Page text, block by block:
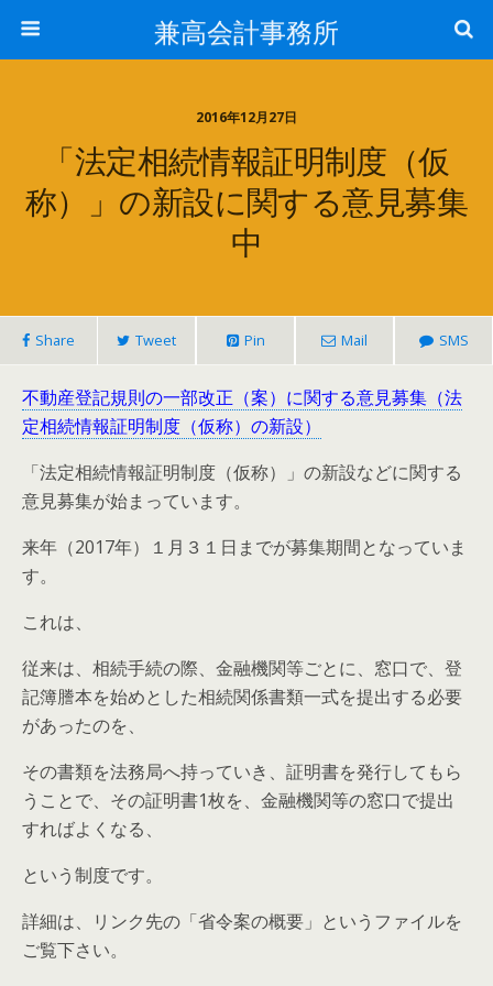
兼高会計事務所
2016年12月27日
「法定相続情報証明制度（仮
称）」の新設に関する意見募集
中
Share Tweet Pin Mail SMS
不動産登記規則の一部改正（案）に関する意見募集（法
定相続情報証明制度（仮称）の新設）
「法定相続情報証明制度（仮称）」の新設などに関する
意見募集が始まっています。
来年（2017年）１月３１日までが募集期間となっていま
す。
これは、
従来は、相続手続の際、金融機関等ごとに、窓口で、登
記簿謄本を始めとした相続関係書類一式を提出する必要
があったのを、
その書類を法務局へ持っていき、証明書を発行してもら
うことで、その証明書1枚を、金融機関等の窓口で提出
すればよくなる、
という制度です。
詳細は、リンク先の「省令案の概要」というファイルを
ご覧下さい。